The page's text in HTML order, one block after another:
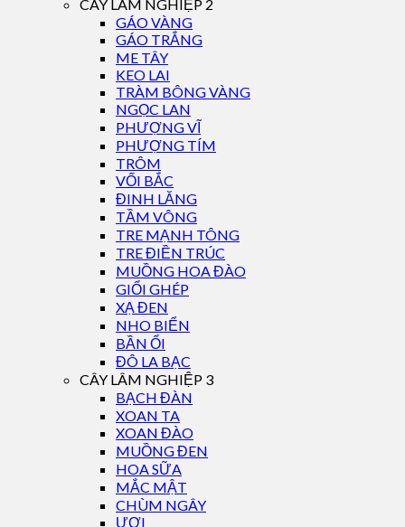
CÂY LÂM NGHIỆP 2
GÁO VÀNG
GÁO TRẮNG
ME TÂY
KEO LAI
TRÀM BÔNG VÀNG
NGỌC LAN
PHƯỢNG VĨ
PHƯỢNG TÍM
TRÔM
VỐI BẮC
ĐINH LĂNG
TẦM VÔNG
TRE MẠNH TÔNG
TRE ĐIỀN TRÚC
MUỒNG HOA ĐÀO
GIỔI GHÉP
XẠ ĐEN
NHO BIỂN
BẦN ỔI
ĐÔ LA BẠC
CÂY LÂM NGHIỆP 3
BẠCH ĐÀN
XOAN TA
XOAN ĐÀO
MUỒNG ĐEN
HOA SỮA
MẮC MẬT
CHÙM NGÂY
ƯƠI